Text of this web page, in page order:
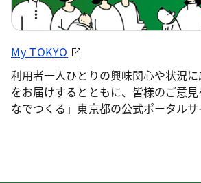
My TOKYO
利用者一人ひとりの興味関心や状況
をお届けするとともに、皆様のご意
なでつくる」東京都の公式ポータルサ